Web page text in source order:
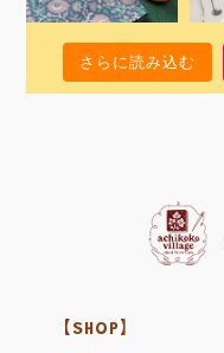
【SHOP】
さらに読み込む